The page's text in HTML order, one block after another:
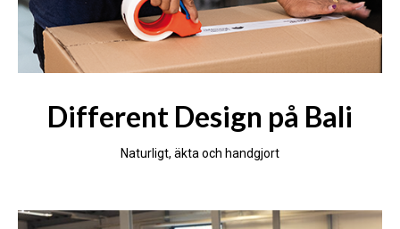
Different Design på Bali
Naturligt, äkta och handgjort